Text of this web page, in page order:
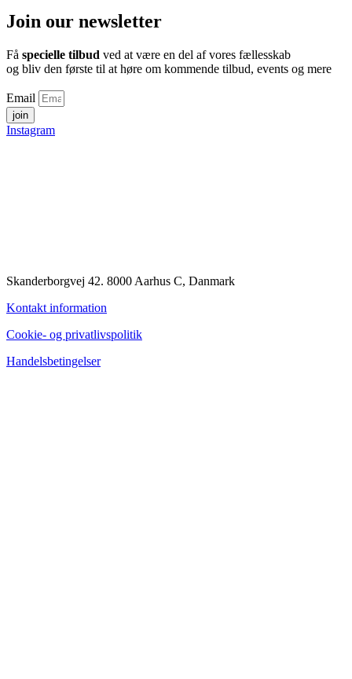
Join our newsletter
Få specielle tilbud ved at være en del af vores fællesskab
og bliv den første til at høre om kommende tilbud, events og mere
Email
join
Instagram
Skanderborgvej 42. 8000 Aarhus C, Danmark
Kontakt information
Cookie- og privatlivspolitik
Handelsbetingelser